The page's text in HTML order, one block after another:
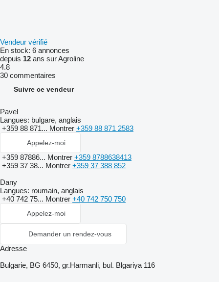
Vendeur vérifié
En stock: 6 annonces
depuis 12 ans sur Agroline
4.8
30 commentaires
Suivre ce vendeur
Pavel
Langues: bulgare, anglais
+359 88 871... Montrer +359 88 871 2583
Appelez-moi
+359 87886... Montrer +359 8788638413
+359 37 38... Montrer +359 37 388 852
Dany
Langues: roumain, anglais
+40 742 75... Montrer +40 742 750 750
Appelez-moi
Demander un rendez-vous
Adresse
Bulgarie, BG 6450, gr.Harmanli, bul. Blgariya 116